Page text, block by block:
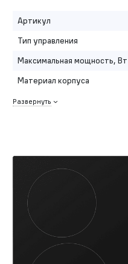
Артикул
Тип управления
Максимальная мощность, Вт
Материал корпуса
Развернуть